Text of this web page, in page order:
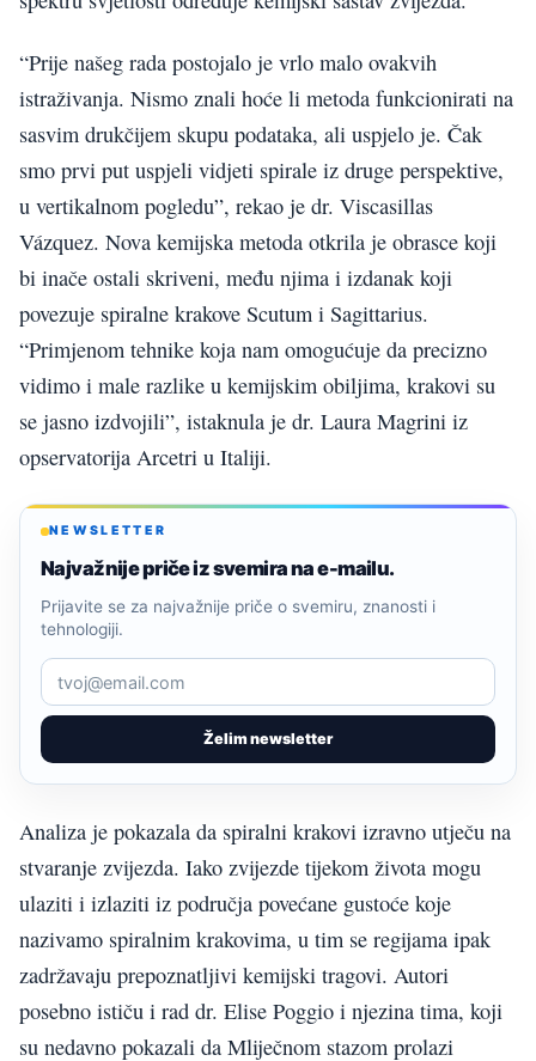
“Prije našeg rada postojalo je vrlo malo ovakvih
istraživanja. Nismo znali hoće li metoda funkcionirati na
sasvim drukčijem skupu podataka, ali uspjelo je. Čak
smo prvi put uspjeli vidjeti spirale iz druge perspektive,
u vertikalnom pogledu”, rekao je dr. Viscasillas
Vázquez. Nova kemijska metoda otkrila je obrasce koji
bi inače ostali skriveni, među njima i izdanak koji
povezuje spiralne krakove Scutum i Sagittarius.
“Primjenom tehnike koja nam omogućuje da precizno
vidimo i male razlike u kemijskim obiljima, krakovi su
se jasno izdvojili”, istaknula je dr. Laura Magrini iz
opservatorija Arcetri u Italiji.
NEWSLETTER
Najvažnije priče iz svemira na e-mailu.
Želim newsletter
Prijavite se za najvažnije priče o svemiru, znanosti i
tehnologiji.
Analiza je pokazala da spiralni krakovi izravno utječu na
stvaranje zvijezda. Iako zvijezde tijekom života mogu
ulaziti i izlaziti iz područja povećane gustoće koje
nazivamo spiralnim krakovima, u tim se regijama ipak
zadržavaju prepoznatljivi kemijski tragovi. Autori
posebno ističu i rad dr. Elise Poggio i njezina tima, koji
su nedavno pokazali da Mliječnom stazom prolazi